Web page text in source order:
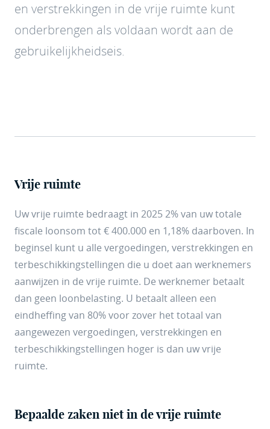
en verstrekkingen in de vrije ruimte kunt
onderbrengen als voldaan wordt aan de
gebruikelijkheidseis.
Vrije ruimte
Uw vrije ruimte bedraagt in 2025 2% van uw totale
fiscale loonsom tot € 400.000 en 1,18% daarboven. In
beginsel kunt u alle vergoedingen, verstrekkingen en
terbeschikkingstellingen die u doet aan werknemers
aanwijzen in de vrije ruimte. De werknemer betaalt
dan geen loonbelasting. U betaalt alleen een
eindheffing van 80% voor zover het totaal van
aangewezen vergoedingen, verstrekkingen en
terbeschikkingstellingen hoger is dan uw vrije
ruimte.
Bepaalde zaken niet in de vrije ruimte